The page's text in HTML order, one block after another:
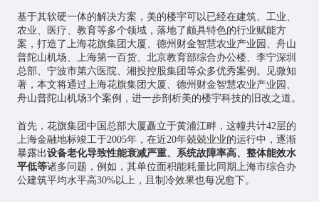
基于其软硬一体的解决方案，美的楼宇可以已经在建筑、工业、
农业、医疗、教育等多个领域，落地了颇具特色的行业赋能方
案，打造了上海花旗集团大厦、德州财金智慧农业产业园、舟山
普陀山机场、上海第一百货、北京教育部综合办公楼、李宁深圳
总部、宁波市第六医院、湘投控股集团等众多优秀案例。见微知
著，本文将通过上海花旗集团大厦、德州财金智慧农业产业园、
舟山普陀山机场3个案例，进一步剖析美的楼宇科技的旧改之道。
首先，花旗集团中国总部大厦矗立于黄浦江畔，这幢共计42层的
上海金融地标竣工于2005年，在近20年兢兢业业的运行中，逐渐
暴露出设备老化导致性能衰减严重、系统故障率高、整体能效水
平低等诸多问题，例如，其单位面积能耗量比同期上海市综合办
公建筑平均水平高30%以上，且制冷效果也每况愈下。